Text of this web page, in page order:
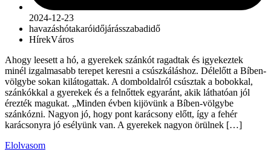
2024-12-23
havazáshótakaróidőjárásszabadidő
HírekVáros
Ahogy leesett a hó, a gyerekek szánkót ragadtak és igyekeztek
minél izgalmasabb terepet keresni a csúszkáláshoz. Délelőtt a Bíben-
völgybe sokan kilátogattak. A domboldalról csúsztak a bobokkal,
szánkókkal a gyerekek és a felnőttek egyaránt, akik láthatóan jól
érezték magukat. „Minden évben kijövünk a Bíben-völgybe
szánkózni. Nagyon jó, hogy pont karácsony előtt, így a fehér
karácsonyra jó esélyünk van. A gyerekek nagyon örülnek […]
Elolvasom